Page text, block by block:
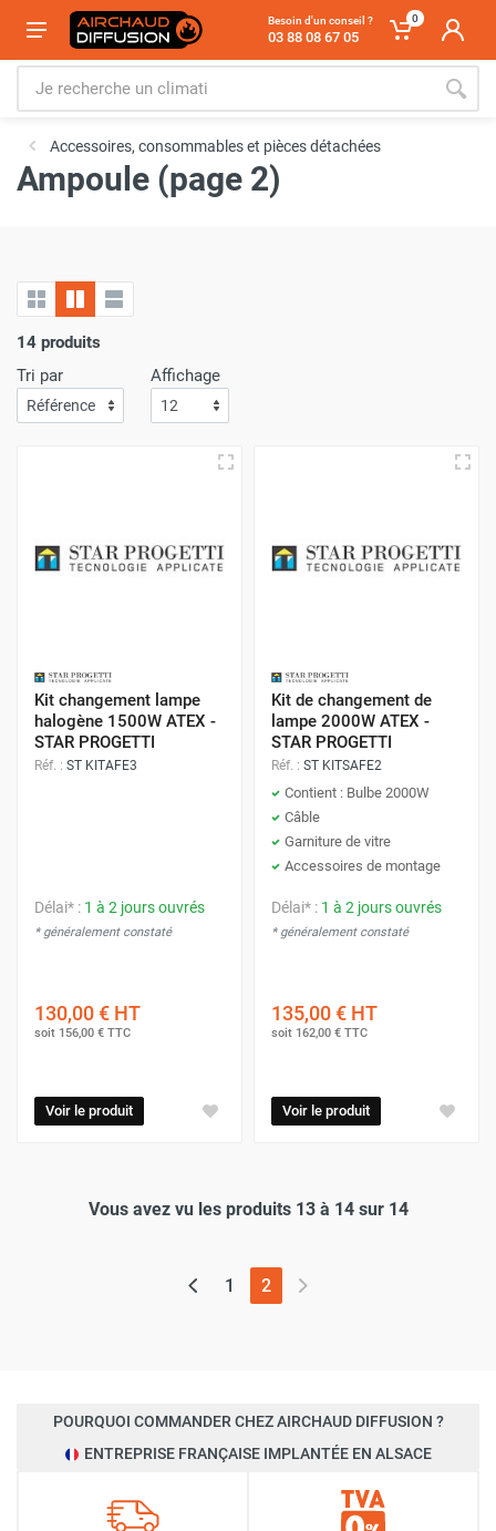
Besoin d'un conseil ?
03 88 08 67 05
0
Accessoires, consommables et pièces détachées
Ampoule (page 2)
14 produits
Tri par
Affichage
Kit changement lampe
halogène 1500W ATEX -
STAR PROGETTI
Réf. : ST KITAFE3
Délai* : 1 à 2 jours ouvrés
* généralement constaté
130,00 € HT
soit 156,00 € TTC
Voir le produit
Kit de changement de
lampe 2000W ATEX -
STAR PROGETTI
Réf. : ST KITSAFE2
Contient : Bulbe 2000W
Câble
Garniture de vitre
Accessoires de montage
Délai* : 1 à 2 jours ouvrés
* généralement constaté
135,00 € HT
soit 162,00 € TTC
Voir le produit
Vous avez vu les produits 13 à 14 sur 14
1 2(page actuelle)
POURQUOI COMMANDER CHEZ AIRCHAUD DIFFUSION ?
ENTREPRISE FRANÇAISE IMPLANTÉE EN ALSACE